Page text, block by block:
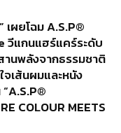
ผยโฉม A.S.P®
วีแกนแฮร์แคร์ระดับ
นพลังจากธรรมชาติ
จเส้นผมและหนัง
“A.S.P®
COLOUR MEETS